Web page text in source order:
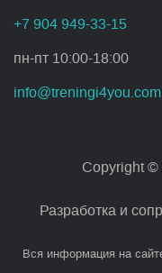
+7 904 949-33-15
пн-пт 10:00-18:00
info@treningi4you.com
Copyright ©
Разработка и
Вся информация на